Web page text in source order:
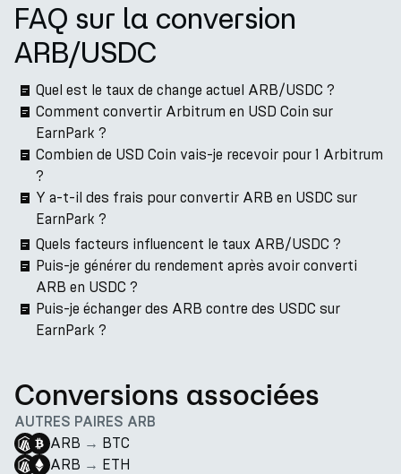
FAQ sur la conversion
ARB/USDC
Quel est le taux de change actuel ARB/USDC ?
Comment convertir Arbitrum en USD Coin sur
EarnPark ?
Combien de USD Coin vais-je recevoir pour 1 Arbitrum
?
Y a-t-il des frais pour convertir ARB en USDC sur
EarnPark ?
Quels facteurs influencent le taux ARB/USDC ?
Puis-je générer du rendement après avoir converti
ARB en USDC ?
Puis-je échanger des ARB contre des USDC sur
EarnPark ?
Conversions associées
AUTRES PAIRES ARB
ARB → BTC
ARB → ETH